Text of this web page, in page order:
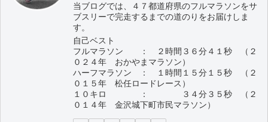
当ブログでは、４７都道府県のフルマラソンをサ
ブスリーで完走するまでの道のりをお届けしま
す。
自己ベスト
フルマラソン ： ２時間３６分４１秒 （２
０２４年 おかやまマラソン）
ハーフマラソン ： １時間１５分１５秒 （２
０１５年 松任ロードレース）
１０キロ ： ３４分３５秒 （２
０１４年 金沢城下町市民マラソン）